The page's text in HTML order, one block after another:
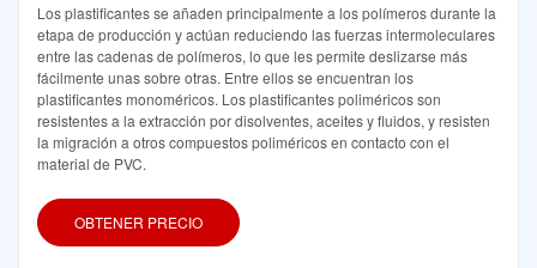
Los plastificantes se añaden principalmente a los polímeros durante la
etapa de producción y actúan reduciendo las fuerzas intermoleculares
entre las cadenas de polímeros, lo que les permite deslizarse más
fácilmente unas sobre otras. Entre ellos se encuentran los
plastificantes monoméricos. Los plastificantes poliméricos son
resistentes a la extracción por disolventes, aceites y fluidos, y resisten
la migración a otros compuestos poliméricos en contacto con el
material de PVC.
OBTENER PRECIO